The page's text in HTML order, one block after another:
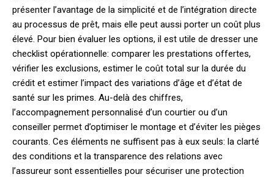
présenter l’avantage de la simplicité et de l’intégration directe
au processus de prêt, mais elle peut aussi porter un coût plus
élevé. Pour bien évaluer les options, il est utile de dresser une
checklist opérationnelle: comparer les prestations offertes,
vérifier les exclusions, estimer le coût total sur la durée du
crédit et estimer l’impact des variations d’âge et d’état de
santé sur les primes. Au-delà des chiffres,
l’accompagnement personnalisé d’un courtier ou d’un
conseiller permet d’optimiser le montage et d’éviter les pièges
courants. Ces éléments ne suffisent pas à eux seuls: la clarté
des conditions et la transparence des relations avec
l’assureur sont essentielles pour sécuriser une protection